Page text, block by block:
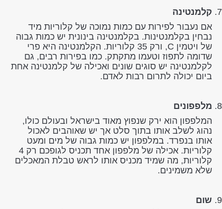
קלמנטינה
אם נעבור לפירות עם כמות נמוכה של קלוריות מיד
נבחין בקלמנטינות. בקלמנטינה בינונית יש כמות גבוה
של ויטמין C, ורק 35 קלוריות. הקלמנטינה היא פרי
שדומה לתפוז וטעמו מתקתק. כמו בפירות רבים, גם
לקלמנטינה יש סוגים שונים ואכילה של קלמנטינה אחת
ביום יכולה לתרום רבות לאדם.
מלפפונים
המלפפון הוא ירק שנפוץ מאוד בישראל ובעולם כולו,
נהוג לשלב אותו בתוך סלט אך יש שאוהבים לאכול
אותו בנפרד. במלפפון יש כמות גבוה של מים ומעט
קלוריות. אכילה של מלפפון אחד תכניס לגופכם רק 4
קלוריות, מה שמיד מכניס אותו לראש טבלת המאכלים
שלא משמינים.
שום